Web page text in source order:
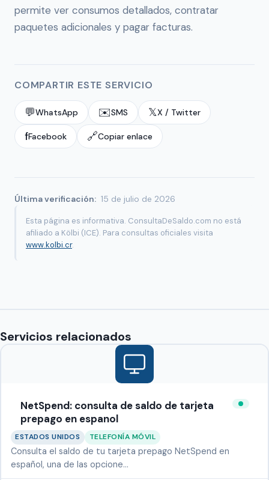
permite ver consumos detallados, contratar
paquetes adicionales y pagar facturas.
COMPARTIR ESTE SERVICIO
💬WhatsApp ✉️SMS 𝕏X / Twitter
fFacebook 🔗Copiar enlace
Última verificación: 15 de julio de 2026
Esta página es informativa. ConsultaDeSaldo.com no está
afiliado a Kölbi (ICE). Para consultas oficiales visita
www.kolbi.cr.
Servicios relacionados
NetSpend: consulta de saldo de tarjeta
prepago en espanol
ESTADOS UNIDOS TELEFONÍA MÓVIL
Consulta el saldo de tu tarjeta prepago NetSpend en
español, una de las opcione…